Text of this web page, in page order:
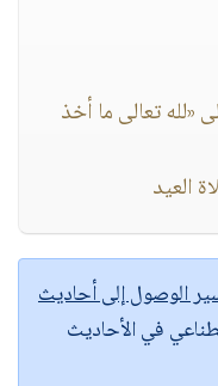
«لله تعالى ما أخذ
العيد
الوصول إلى أحاديث
في الأحاديث